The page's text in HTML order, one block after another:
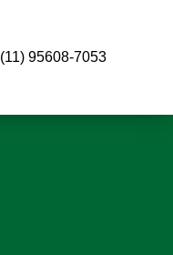
(11) 95608-7053